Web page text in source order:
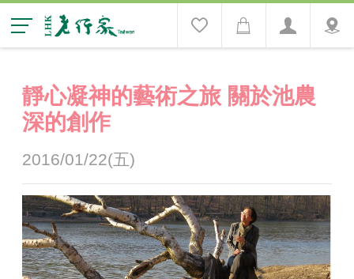
靜心凝神的藝術之旅 關於池農
深的創作
2016/01/22(五)